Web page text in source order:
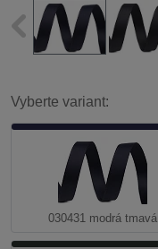
Vyberte variant:
030431 modrá tmavá